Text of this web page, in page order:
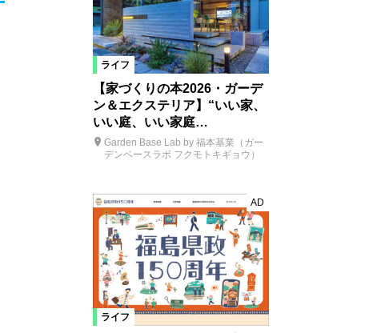
ライフ
【家づくりの本2026・ガーデ
ン＆エクステリア】“いい家、
いい庭、いい家庭…
Garden Base Lab by 福本基業（ガー
デンベースラボ フクモトキギョウ）
ライフ
AD